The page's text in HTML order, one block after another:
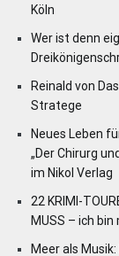
Köln
Wer ist denn
Reinald von
Stratege
Neues Leben
„Der Chirurg
im Nikol Verlag
22 KRIMI-
MUSS – ich
Meer als